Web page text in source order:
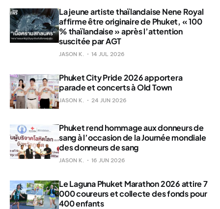
La jeune artiste thaïlandaise Nene Royal
affirme être originaire de Phuket, « 100
% thaïlandaise » après l’attention
suscitée par AGT
JASON K. 14 JUL 2026
Phuket City Pride 2026 apportera
parade et concerts à Old Town
JASON K. 24 JUN 2026
Phuket rend hommage aux donneurs de
sang à l’occasion de la Journée mondiale
des donneurs de sang
JASON K. 16 JUN 2026
Le Laguna Phuket Marathon 2026 attire 7
000 coureurs et collecte des fonds pour
400 enfants